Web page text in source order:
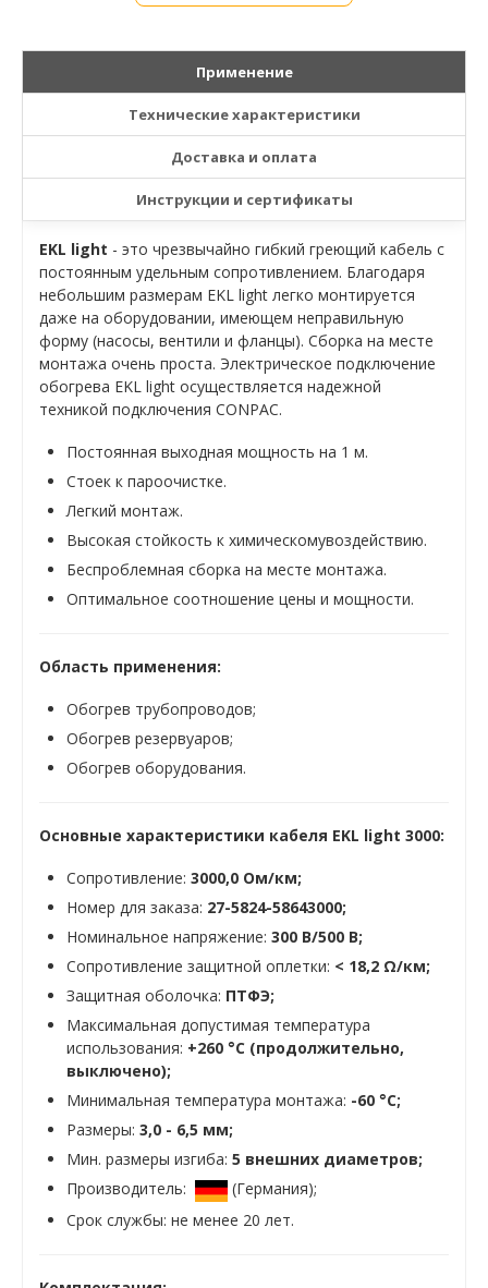
Применение
Технические характеристики
Доставка и оплата
Инструкции и сертификаты
EKL light - это чрезвычайно гибкий греющий кабель с
постоянным удельным сопротивлением. Благодаря
небольшим размерам EKL light легко монтируется
даже на оборудовании, имеющем неправильную
форму (насосы, вентили и фланцы). Сборка на месте
монтажа очень проста. Электрическое подключение
обогрева EKL light осуществляется надежной
техникой подключения CONPAC.
Постоянная выходная мощность на 1 м.
Стоек к пароочистке.
Легкий монтаж.
Высокая стойкость к химическомувоздействию.
Беспроблемная сборка на месте монтажа.
Оптимальное соотношение цены и мощности.
Область применения:
Обогрев трубопроводов;
Обогрев резервуаров;
Обогрев оборудования.
Основные характеристики кабеля EKL light 3000:
Сопротивление: 3000,0 Ом/км;
Номер для заказа: 27-5824-58643000;
Номинальное напряжение: 300 В/500 В;
Сопротивление защитной оплетки: < 18,2 Ω/км;
Защитная оболочка: ПТФЭ;
Максимальная допустимая температура
использования: +260 °C (продолжительно,
выключено);
Минимальная температура монтажа: -60 °С;
Размеры: 3,0 - 6,5 мм;
Мин. размеры изгиба: 5 внешних диаметров;
Производитель:
(Германия);
Срок службы: не менее 20 лет.